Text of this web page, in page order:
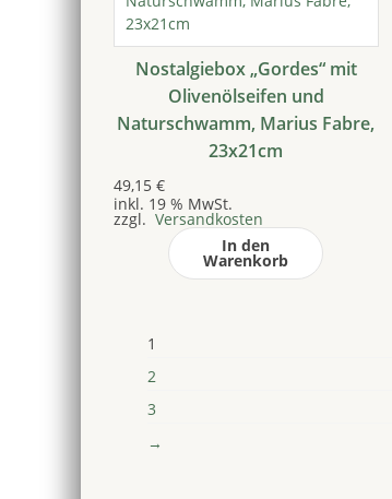
Nostalgiebox „Gordes“ mit
Olivenölseifen und
Naturschwamm, Marius Fabre,
23x21cm
49,15 €
inkl. 19 % MwSt.
zzgl. Versandkosten
In den
Warenkorb
1
2
3
→